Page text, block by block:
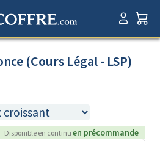
(Cours Légal - LSP)
Disponible en continu en précommande